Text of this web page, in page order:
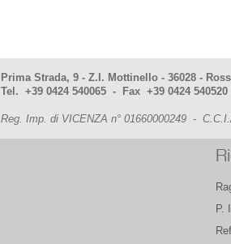
Prima Strada, 9 - Z.I. Mottinello - 36028 -
Tel. +39 0424 540065 - Fax +39 0424 540520
Reg. Imp. di VICENZA n° 01660000249 -
P.